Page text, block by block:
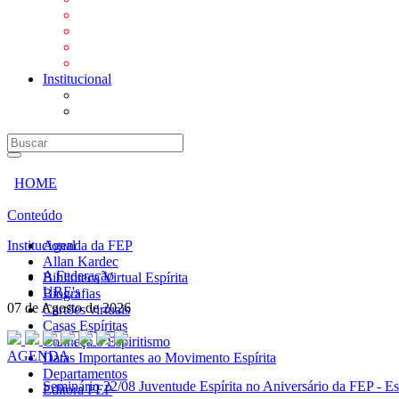
Institucional
HOME
Conteúdo
Agenda da FEP
Allan Kardec
Biblioteca Virtual Espírita
Biografias
Cartões virtuais
Casas Espíritas
Conheça o Espiritismo
Datas Importantes ao Movimento Espírita
Departamentos
Editora FEP
Institucional
A Federação
URE's
07 de Agosto de 2026
AGENDA
Seminário 22/08 Juventude Espírita no Aniversário da FEP -